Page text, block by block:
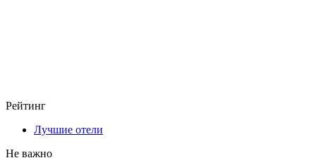
Рейтинг
Лучшие отели
Не важно